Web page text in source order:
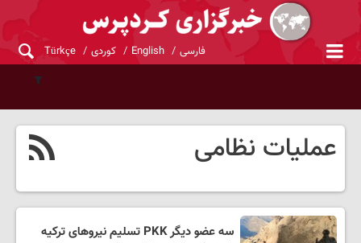
فارسی English کوردی Türkçe
عملیات نظامی
سه عضو دیگر PKK تسلیم نیروهای ترکیه